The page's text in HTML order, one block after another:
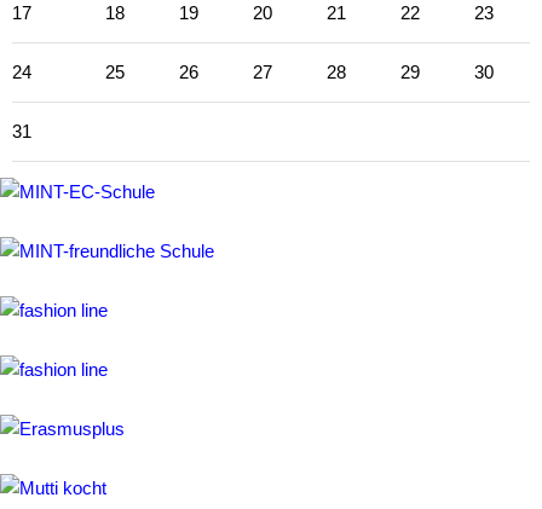
Austausch
mit
Italien
mit
Niederlanden
mit
EuropeShire
17 18 19 20 21 22 23
24 25 26 27 28 29 30
31